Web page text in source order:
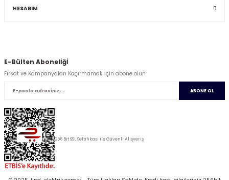
HESABIM
E-Bülten Abonelİğİ
Fırsat ve Kampanyaları Kaçırmamak İçin abone olun
ABONE OL
256 Bit SSL Seltifikası ile Güvenli Alışveriş